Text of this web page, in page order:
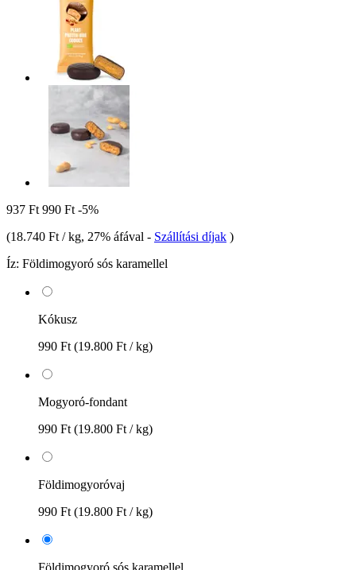
937 Ft 990 Ft -5%
(18.740 Ft / kg, 27% áfával - Szállítási díjak )
Íz: Földimogyoró sós karamellel
Kókusz
990 Ft (19.800 Ft / kg)
Mogyoró-fondant
990 Ft (19.800 Ft / kg)
Földimogyoróvaj
990 Ft (19.800 Ft / kg)
Földimogyoró sós karamellel